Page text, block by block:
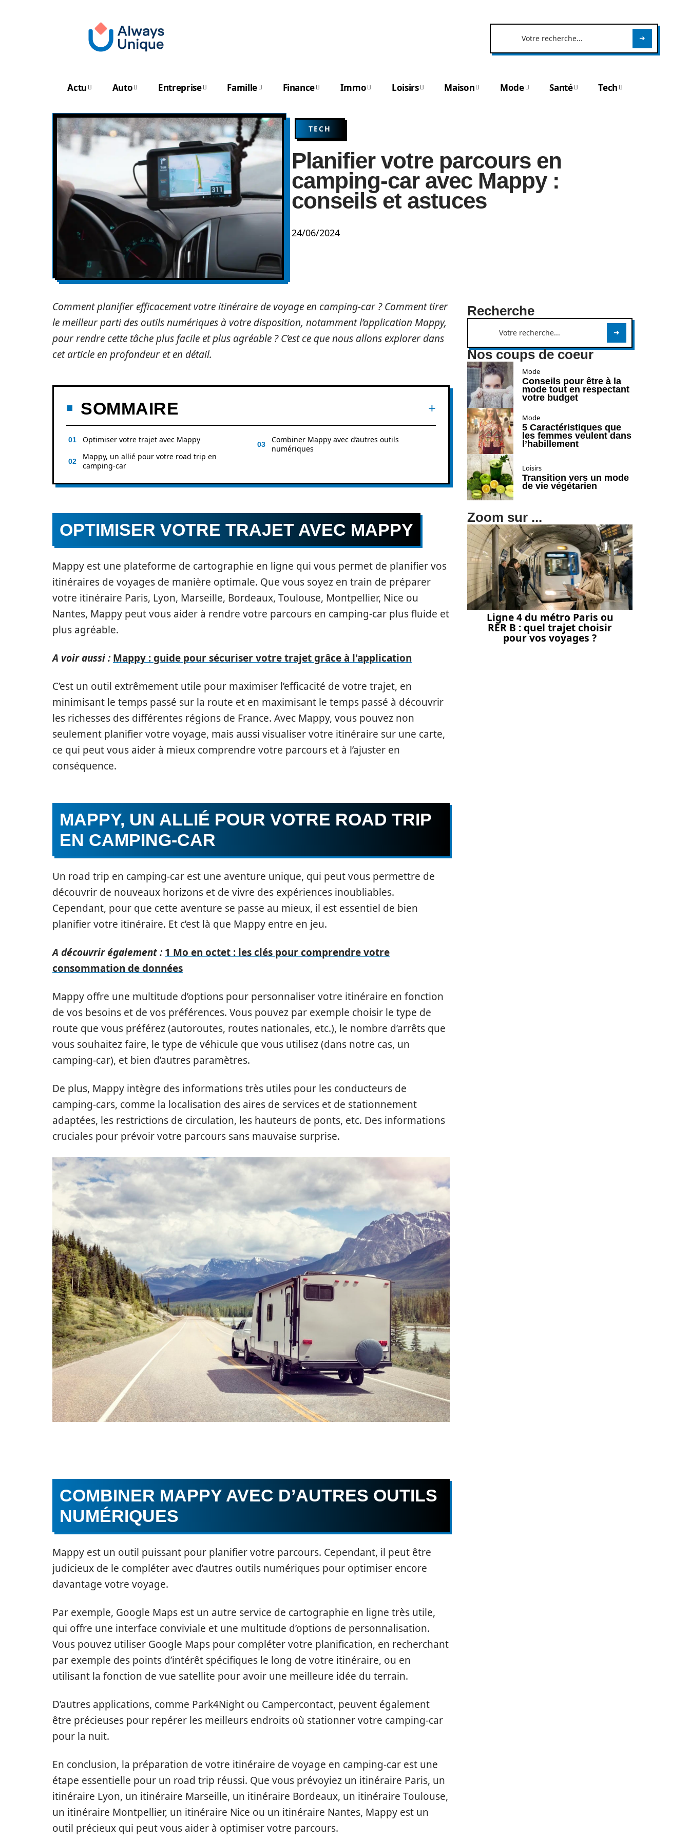
Actu Auto Entreprise Famille Finance Immo Loisirs Maison Mode Santé Tech
TECH
Planifier votre parcours en
camping-car avec Mappy :
conseils et astuces
24/06/2024
Comment planifier efficacement votre itinéraire de voyage en camping-car ? Comment tirer
le meilleur parti des outils numériques à votre disposition, notamment l’application Mappy,
pour rendre cette tâche plus facile et plus agréable ? C’est ce que nous allons explorer dans
cet article en profondeur et en détail.
SOMMAIRE
Optimiser votre trajet avec Mappy
Mappy, un allié pour votre road trip en
camping-car
Combiner Mappy avec d’autres outils
numériques
OPTIMISER VOTRE TRAJET AVEC MAPPY
Mappy est une plateforme de cartographie en ligne qui vous permet de planifier vos
itinéraires de voyages de manière optimale. Que vous soyez en train de préparer
votre itinéraire Paris, Lyon, Marseille, Bordeaux, Toulouse, Montpellier, Nice ou
Nantes, Mappy peut vous aider à rendre votre parcours en camping-car plus fluide et
plus agréable.
A voir aussi : Mappy : guide pour sécuriser votre trajet grâce à l'application
C’est un outil extrêmement utile pour maximiser l’efficacité de votre trajet, en
minimisant le temps passé sur la route et en maximisant le temps passé à découvrir
les richesses des différentes régions de France. Avec Mappy, vous pouvez non
seulement planifier votre voyage, mais aussi visualiser votre itinéraire sur une carte,
ce qui peut vous aider à mieux comprendre votre parcours et à l’ajuster en
conséquence.
MAPPY, UN ALLIÉ POUR VOTRE ROAD TRIP
EN CAMPING-CAR
Un road trip en camping-car est une aventure unique, qui peut vous permettre de
découvrir de nouveaux horizons et de vivre des expériences inoubliables.
Cependant, pour que cette aventure se passe au mieux, il est essentiel de bien
planifier votre itinéraire. Et c’est là que Mappy entre en jeu.
A découvrir également : 1 Mo en octet : les clés pour comprendre votre
consommation de données
Mappy offre une multitude d’options pour personnaliser votre itinéraire en fonction
de vos besoins et de vos préférences. Vous pouvez par exemple choisir le type de
route que vous préférez (autoroutes, routes nationales, etc.), le nombre d’arrêts que
vous souhaitez faire, le type de véhicule que vous utilisez (dans notre cas, un
camping-car), et bien d’autres paramètres.
De plus, Mappy intègre des informations très utiles pour les conducteurs de
camping-cars, comme la localisation des aires de services et de stationnement
adaptées, les restrictions de circulation, les hauteurs de ponts, etc. Des informations
cruciales pour prévoir votre parcours sans mauvaise surprise.
COMBINER MAPPY AVEC D’AUTRES OUTILS
NUMÉRIQUES
Mappy est un outil puissant pour planifier votre parcours. Cependant, il peut être
judicieux de le compléter avec d’autres outils numériques pour optimiser encore
davantage votre voyage.
Par exemple, Google Maps est un autre service de cartographie en ligne très utile,
qui offre une interface conviviale et une multitude d’options de personnalisation.
Vous pouvez utiliser Google Maps pour compléter votre planification, en recherchant
par exemple des points d’intérêt spécifiques le long de votre itinéraire, ou en
utilisant la fonction de vue satellite pour avoir une meilleure idée du terrain.
D’autres applications, comme Park4Night ou Campercontact, peuvent également
être précieuses pour repérer les meilleurs endroits où stationner votre camping-car
pour la nuit.
En conclusion, la préparation de votre itinéraire de voyage en camping-car est une
étape essentielle pour un road trip réussi. Que vous prévoyiez un itinéraire Paris, un
itinéraire Lyon, un itinéraire Marseille, un itinéraire Bordeaux, un itinéraire Toulouse,
un itinéraire Montpellier, un itinéraire Nice ou un itinéraire Nantes, Mappy est un
outil précieux qui peut vous aider à optimiser votre parcours.
Recherche
Nos coups de coeur
Mode
Conseils pour être à la
mode tout en respectant
votre budget
Mode
5 Caractéristiques que
les femmes veulent dans
l’habillement
Loisirs
Transition vers un mode
de vie végétarien
Zoom sur ...
Ligne 4 du métro Paris ou
RER B : quel trajet choisir
pour vos voyages ?